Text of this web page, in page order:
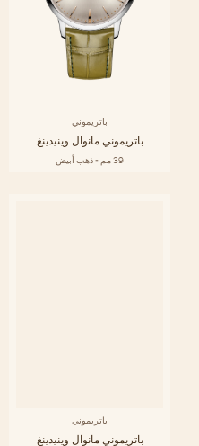
باتريموني
باتريموني مانوال وينيدينغ
39 مم - ذهب أبيض
باتريموني
باتريموني مانوال وينيدينغ